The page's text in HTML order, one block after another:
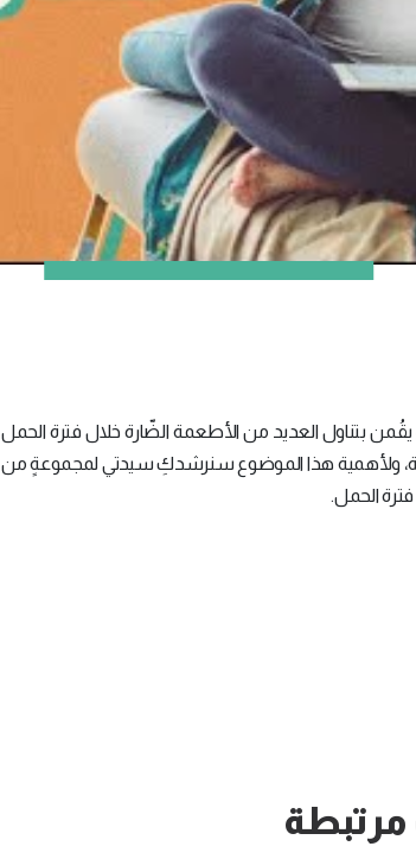
بتناول العديد من الأطعمة الضّارة خلال فترة الحمل
ولأهمية هذا الموضوع سنرشدكِ سيدتي لمجموعةٍ من
الحمل.